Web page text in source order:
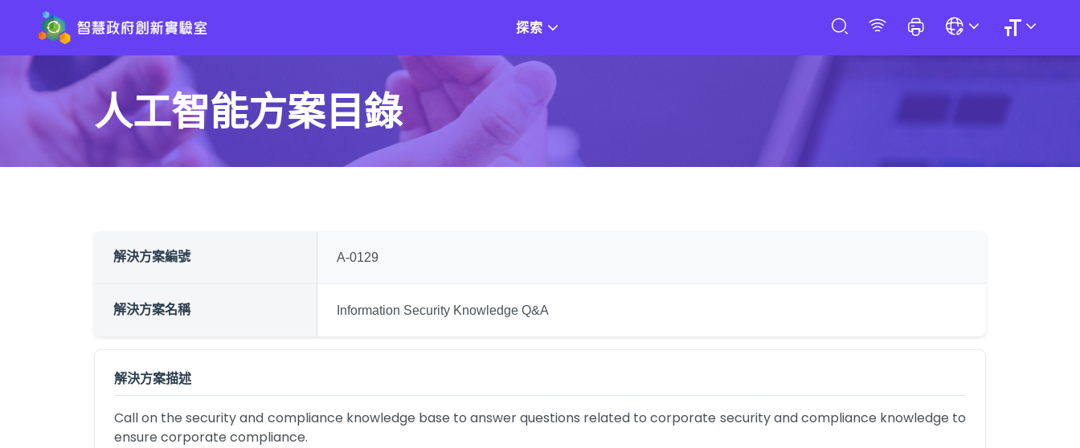
探索
人工智能方案目錄
解決方案編號 A-0129
解決方案名稱 Information Security Knowledge Q&A
解決方案描述
Call on the security and compliance knowledge base to answer questions related to corporate security and compliance knowledge to
ensure corporate compliance.